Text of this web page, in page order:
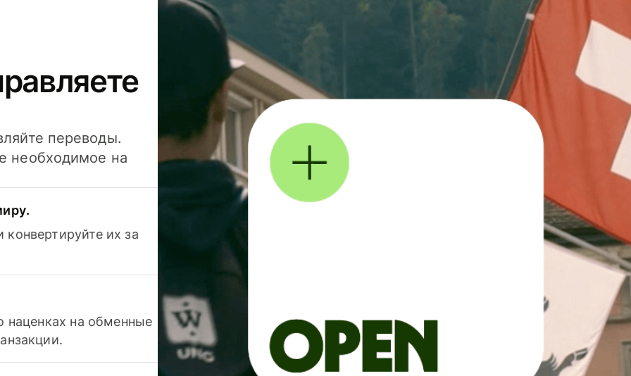
переводы.
необходимое на
их за
наценках на обменные